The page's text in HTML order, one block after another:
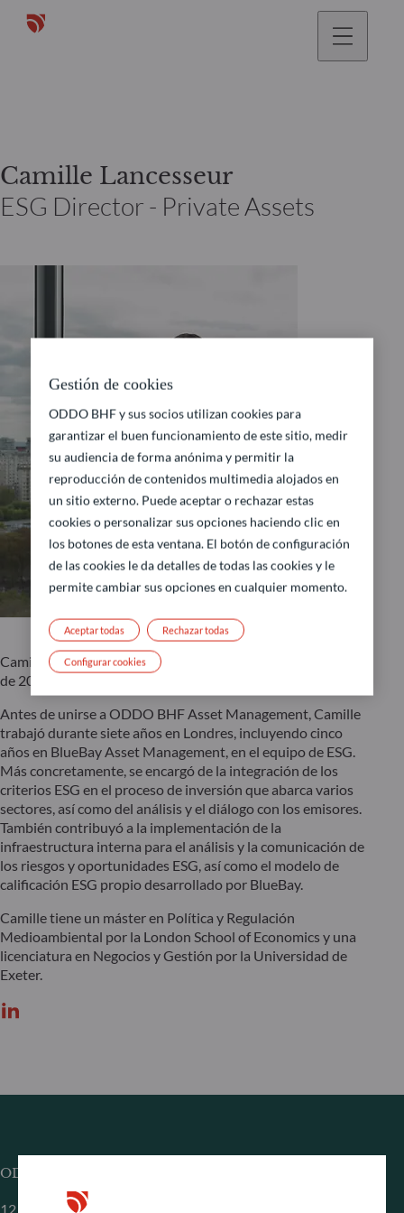
Camille Lancesseur
ESG Director - Private Assets
Camille se unió a ODDO BHF Asset Management en julio
de 2022 como analista de ESG.
Antes de unirse a ODDO BHF Asset Management, Camille
trabajó durante siete años en Londres, incluyendo cinco
años en BlueBay Asset Management, en el equipo de ESG.
Más concretamente, se encargó de la integración de los
criterios ESG en el proceso de inversión que abarca varios
sectores, así como del análisis y el diálogo con los emisores.
También contribuyó a la implementación de la
infraestructura interna para el análisis y la comunicación de
los riesgos y oportunidades ESG, así como el modelo de
calificación ESG propio desarrollado por BlueBay.
Camille tiene un máster en Política y Regulación
Medioambiental por la London School of Economics y una
licenciatura en Negocios y Gestión por la Universidad de
Exeter.
ODDO BHF Asset Management SAS*
12 boulevard de la Madeleine
Gestión de cookies
ODDO BHF y sus socios utilizan cookies para
garantizar el buen funcionamiento de este sitio, medir
su audiencia de forma anónima y permitir la
reproducción de contenidos multimedia alojados en
un sitio externo. Puede aceptar o rechazar estas
cookies o personalizar sus opciones haciendo clic en
los botones de esta ventana. El botón de configuración
de las cookies le da detalles de todas las cookies y le
permite cambiar sus opciones en cualquier momento.
Rechazar todas
Aceptar todas
Configurar cookies